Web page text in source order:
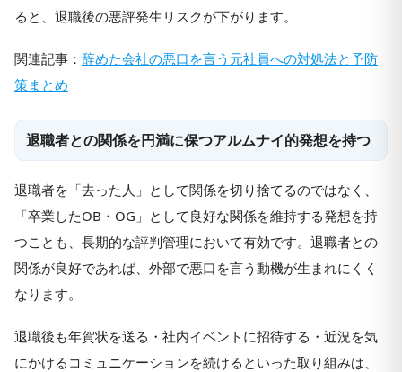
ると、退職後の悪評発生リスクが下がります。
関連記事： 辞めた会社の悪口を言う元社員への対処法と予防
策まとめ
退職者との関係を円満に保つアルムナイ的発想を持つ
退職者を「去った人」として関係を切り捨てるのではなく、
「卒業したOB・OG」として良好な関係を維持する発想を持
つことも、長期的な評判管理において有効です。退職者との
関係が良好であれば、外部で悪口を言う動機が生まれにくく
なります。
退職後も年賀状を送る・社内イベントに招待する・近況を気
にかけるコミュニケーションを続けるといった取り組みは、